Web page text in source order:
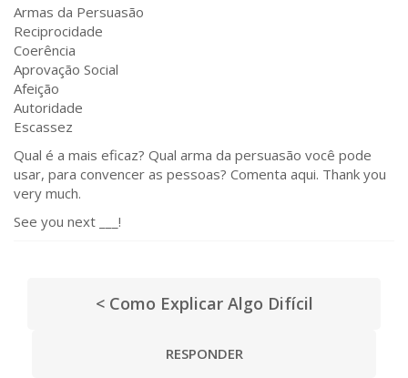
Armas da Persuasão
Reciprocidade
Coerência
Aprovação Social
Afeição
Autoridade
Escassez
Qual é a mais eficaz? Qual arma da persuasão você pode
usar, para convencer as pessoas? Comenta aqui. Thank you
very much.
See you next ___!
< Como Explicar Algo Difícil
RESPONDER